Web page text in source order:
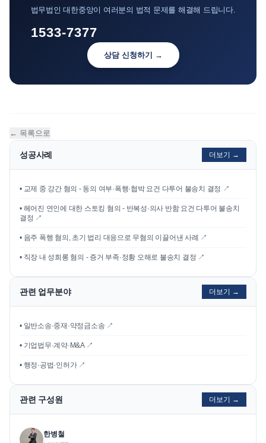
법무법인 대한중앙이 여러분의 법적 문제를 해결해 드립니다.
1533-7377
상담 신청하기 →
← 목록으로
성공사례 더보기 →
• 교제 중 강간 혐의 - 동의 여부·폭행·협박 요건 다투어 불송치 결정 ↗
• 헤어진 연인에 대한 스토킹 혐의 - 반복성·의사 반함 요건 다투어 불송치
결정 ↗
• 음주 폭행 혐의, 초기 법리 대응으로 무혐의 이끌어낸 사례 ↗
• 직장 내 성희롱 혐의 - 증거 부족·정황 오해로 불송치 결정 ↗
관련 업무분야 더보기 →
• 일반소송·중재·약정금소송 ↗
• 기업법무·계약·M&A ↗
• 행정·공법·인허가 ↗
관련 구성원 더보기 →
한병철